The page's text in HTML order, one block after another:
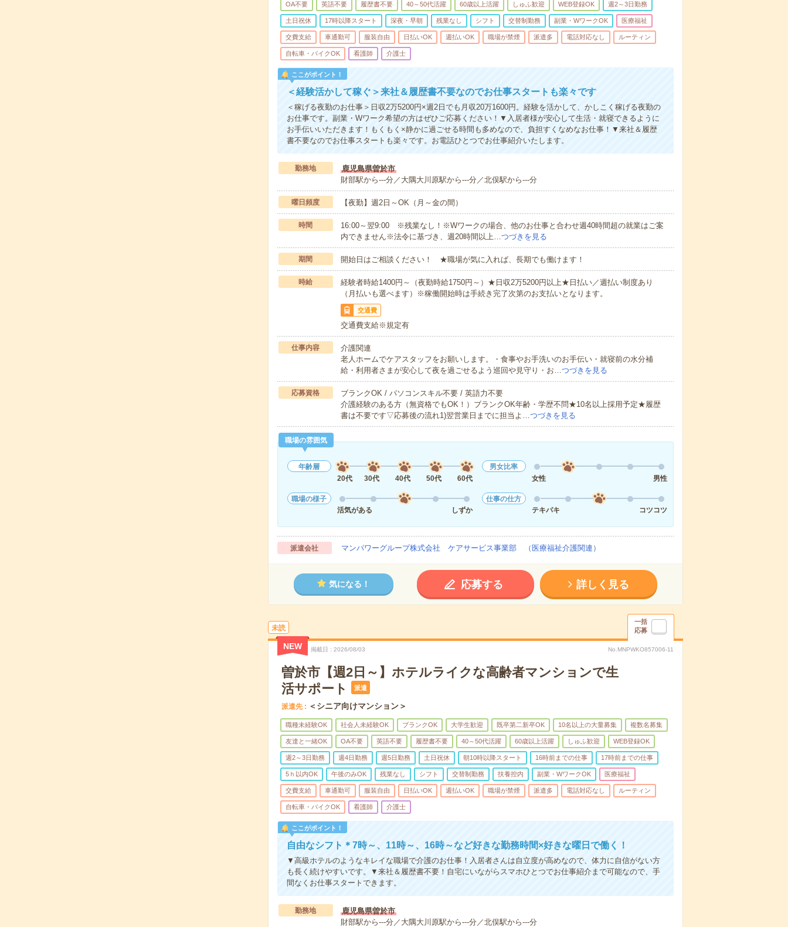
OA不要 英語不要 履歴書不要 40～50代活躍 60歳以上活躍 しゅふ歓迎 WEB登録OK 週2～3日勤務
土日祝休 17時以降スタート 深夜・早朝 残業なし シフト 交替制勤務 副業・WワークOK 医療福祉
交費支給 車通勤可 服装自由 日払いOK 週払いOK 職場が禁煙 派遣多 電話対応なし ルーティン
自転車・バイクOK 看護師 介護士
ここがポイント！
＜経験活かして稼ぐ＞来社＆履歴書不要なのでお仕事スタートも楽々です
＜稼げる夜勤のお仕事＞日収2万5200円×週2日でも月収20万1600円。経験を活かして、かしこく稼げる夜勤の
お仕事です。副業・Wワーク希望の方はぜひご応募ください！▼入居者様が安心して生活・就寝できるように
お手伝いいただきます！もくもく×静かに過ごせる時間も多めなので、負担すくなめなお仕事！▼来社＆履歴
書不要なのでお仕事スタートも楽々です。お電話ひとつでお仕事紹介いたします。
勤務地
鹿児島県曽於市
財部駅から---分／大隅大川原駅から---分／北俣駅から---分
曜日頻度 【夜勤】週2日～OK（月～金の間）
時間
16:00～翌9:00 ※残業なし！※Wワークの場合、他のお仕事と合わせ週40時間超の就業はご案
内できません※法令に基づき、週20時間以上…つづきを見る
期間 開始日はご相談ください！ ★職場が気に入れば、長期でも働けます！
時給
経験者時給1400円～（夜勤時給1750円～）★日収2万5200円以上★日払い／週払い制度あり
（月払いも選べます）※稼働開始時は手続き完了次第のお支払いとなります。
交通費
交通費支給※規定有
仕事内容
介護関連
老人ホームでケアスタッフをお願いします。・食事やお手洗いのお手伝い・就寝前の水分補
給・利用者さまが安心して夜を過ごせるよう巡回や見守り・お…つづきを見る
応募資格
ブランクOK / パソコンスキル不要 / 英語力不要
介護経験のある方（無資格でもOK！）ブランクOK年齢・学歴不問★10名以上採用予定★履歴
書は不要です▽応募後の流れ1)翌営業日までに担当よ…つづきを見る
職場の雰囲気
年齢層
20代
30代 40代 50代 60代
男女比率
女性
男性
職場の様子
活気がある
しずか
仕事の仕方
テキパキ
コツコツ
派遣会社 マンパワーグループ株式会社 ケアサービス事業部 （医療福祉介護関連）
気になる！ 応募する 詳しく見る
未読
一括
応募
NEW 掲載日 2026/08/03 No.MNPWKO857006-11
曽於市【週2日～】ホテルライクな高齢者マンションで生
活サポート
派遣
派遣先 ＜シニア向けマンション＞
職種未経験OK 社会人未経験OK ブランクOK 大学生歓迎 既卒第二新卒OK 10名以上の大量募集 複数名募集
友達と一緒OK OA不要 英語不要 履歴書不要 40～50代活躍 60歳以上活躍 しゅふ歓迎 WEB登録OK
週2～3日勤務 週4日勤務 週5日勤務 土日祝休 朝10時以降スタート 16時前までの仕事 17時前までの仕事
5ｈ以内OK 午後のみOK 残業なし シフト 交替制勤務 扶養控内 副業・WワークOK 医療福祉
交費支給 車通勤可 服装自由 日払いOK 週払いOK 職場が禁煙 派遣多 電話対応なし ルーティン
自転車・バイクOK 看護師 介護士
ここがポイント！
自由なシフト＊7時～、11時～、16時～など好きな勤務時間×好きな曜日で働く！
▼高級ホテルのようなキレイな職場で介護のお仕事！入居者さんは自立度が高めなので、体力に自信がない方
も長く続けやすいです。▼来社＆履歴書不要！自宅にいながらスマホひとつでお仕事紹介まで可能なので、手
間なくお仕事スタートできます。
勤務地
鹿児島県曽於市
財部駅から---分／大隅大川原駅から---分／北俣駅から---分